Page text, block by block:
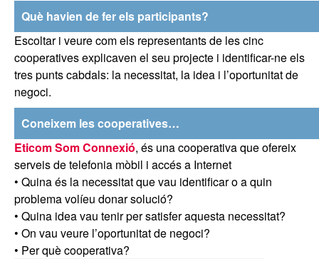
Què havien de fer els participants?
Escoltar i veure com els representants de les cinc
cooperatives explicaven el seu projecte i identificar-ne els
tres punts cabdals: la necessitat, la idea i l’oportunitat de
negoci.
Coneixem les cooperatives…
Eticom Som Connexió, és una cooperativa que ofereix
serveis de telefonia mòbil i accés a Internet
• Quina és la necessitat que vau identificar o a quin
problema volíeu donar solució?
• Quina idea vau tenir per satisfer aquesta necessitat?
• On vau veure l’oportunitat de negoci?
• Per què cooperativa?